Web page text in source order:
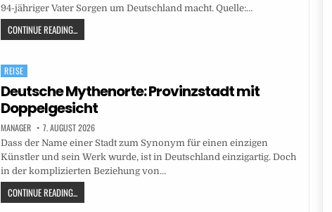
94-jähriger Vater Sorgen um Deutschland macht. Quelle:…
CONTINUE READING...
Posted
in
REISE
Deutsche Mythenorte: Provinzstadt mit
Doppelgesicht
MANAGER 7. AUGUST 2026
Dass der Name einer Stadt zum Synonym für einen einzigen
Künstler und sein Werk wurde, ist in Deutschland einzigartig. Doch
in der komplizierten Beziehung von…
CONTINUE READING...